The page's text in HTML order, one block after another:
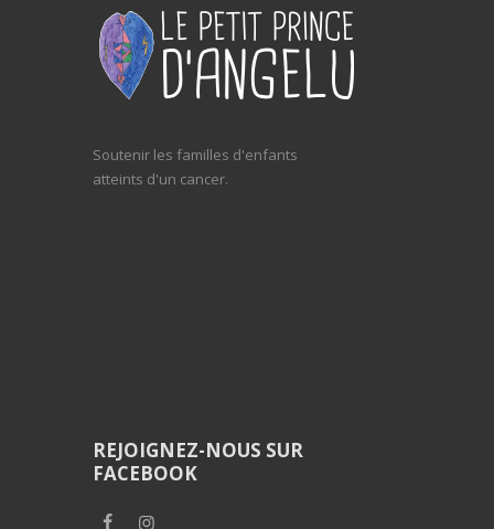
Soutenir les familles d'enfants
atteints d'un cancer.
REJOIGNEZ-NOUS SUR
FACEBOOK